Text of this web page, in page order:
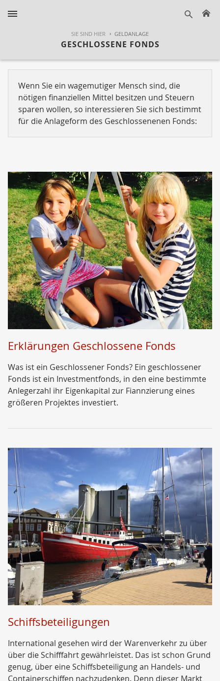
SIE SIND HIER GELDANLAGE
GESCHLOSSENE FONDS
Wenn Sie ein wagemutiger Mensch sind, die
nötigen finanziellen Mittel besitzen und Steuern
sparen wollen, so interessieren Sie sich bestimmt
für die Anlageform des Geschlossenenen Fonds:
Erklärungen Geschlossene Fonds
Was ist ein Geschlossener Fonds? Ein geschlossener
Fonds ist ein Investmentfonds, in den eine bestimmte
Anlegerzahl ihr Eigenkapital zur Fiannzierung eines
größeren Projektes investiert.
Schiffsbeteiligungen
International gesehen wird der Warenverkehr zu über
über die Schifffahrt gewährleistet. Das ist schon Grund
genug, über eine Schiffsbeteiligung an Handels- und
Containerschiffen nachzudenken. Denn dieser Markt